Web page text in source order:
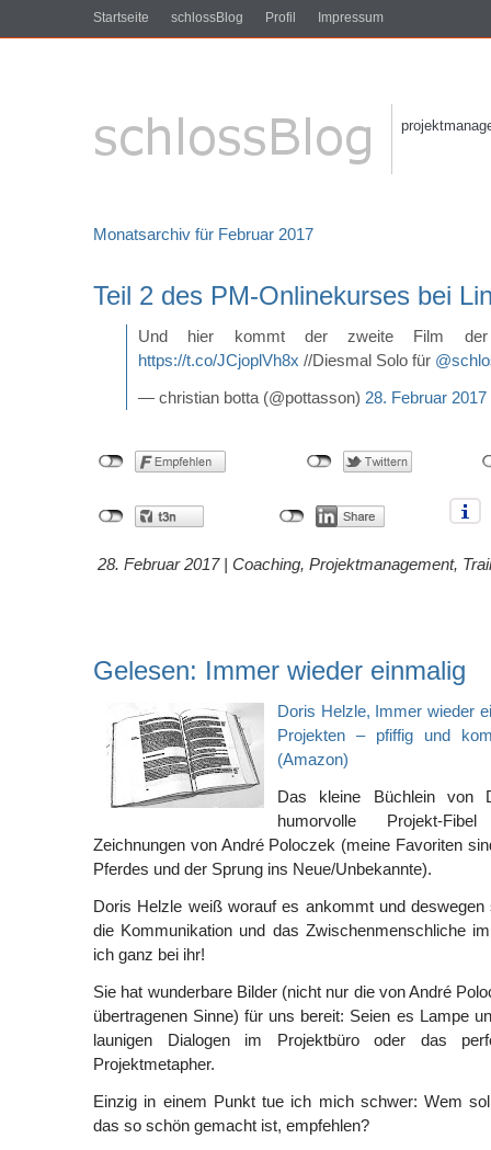
Startseite schlossBlog Profil Impressum
Monatsarchiv für Februar 2017
Teil 2 des PM-Onlinekurses bei
Und hier kommt der zweite Film
https://t.co/JCjoplVh8x //Diesmal Solo für
— christian botta (@pottasson) 28. Februar 2017
28. Februar 2017 | Coaching, Projektmanagement,
Gelesen: Immer wieder einmalig
Doris Helzle, Immer wieder
Projekten – pfiffig und
(Amazon)
Das kleine Büchlein von
humorvolle Projekt-
Zeichnungen von André Poloczek (meine Favoriten
Pferdes und der Sprung ins Neue/Unbekannte).
Doris Helzle weiß worauf es ankommt und deswegen
die Kommunikation und das Zwischenmenschliche
ich ganz bei ihr!
Sie hat wunderbare Bilder (nicht nur die von André
übertragenen Sinne) für uns bereit: Seien es Lampe
launigen Dialogen im Projektbüro oder das
Projektmetapher.
Einzig in einem Punkt tue ich mich schwer: Wem
das so schön gemacht ist, empfehlen?